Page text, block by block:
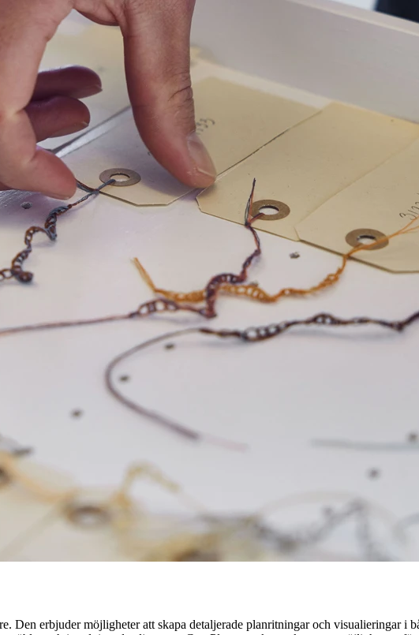
Den erbjuder möjligheter att skapa detaljerade planritningar och visualieringar i